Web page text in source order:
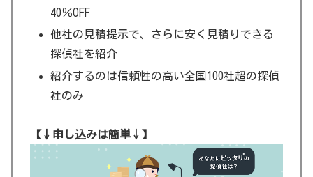
40％OFF
他社の見積提示で、さらに安く見積りできる
探偵社を紹介
紹介するのは信頼性の高い全国100社超の探偵
社のみ
【↓申し込みは簡単↓】